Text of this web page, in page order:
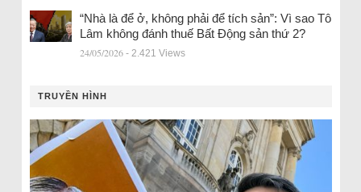
“Nhà là để ở, không phải để tích sản”: Vì sao Tô
Lâm không đánh thuế Bất Động sản thứ 2?
24/05/2026 - 2.421 Views
TRUYỀN HÌNH